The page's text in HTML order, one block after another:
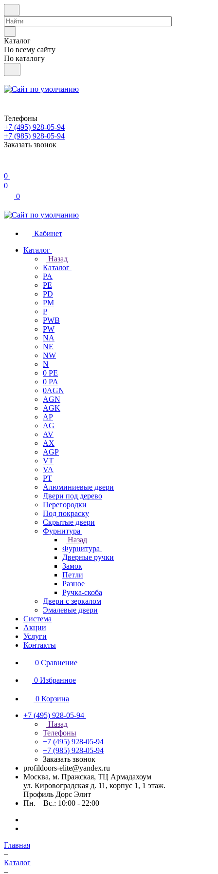
Каталог
По всему сайту
По каталогу
Телефоны
+7 (495) 928-05-94
+7 (985) 928-05-94
Заказать звонок
0
0
0
Кабинет
Каталог
Назад
Каталог
PA
PE
PD
PM
P
PWB
PW
NA
NE
NW
N
0 PE
0 PA
0AGN
AGN
AGK
AP
AG
AV
AX
AGP
VT
VA
PT
Алюминиевые двери
Двери под дерево
Перегородки
Под покраску
Скрытые двери
Фурнитура
Назад
Фурнитура
Дверные ручки
Замок
Петли
Разное
Ручка-скоба
Двери с зеркалом
Эмалевые двери
Система
Акции
Услуги
Контакты
0 Сравнение
0 Избранное
0 Корзина
+7 (495) 928-05-94
Назад
Телефоны
+7 (495) 928-05-94
+7 (985) 928-05-94
Заказать звонок
profildoors-elite@yandex.ru
Москва, м. Пражская, ТЦ Армадахоум
ул. Кировоградская д. 11, корпус 1, 1 этаж.
Профиль Дорс Элит
Пн. – Вс.: 10:00 - 22:00
Главная
–
Каталог
–